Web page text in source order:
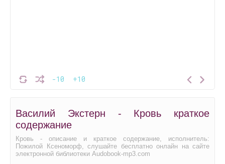
-10 +10
Василий Экстерн - Кровь краткое
содержание
Кровь - описание и краткое содержание, исполнитель:
Пожилой Ксеноморф, слушайте бесплатно онлайн на сайте
электронной библиотеки Audobook-mp3.com